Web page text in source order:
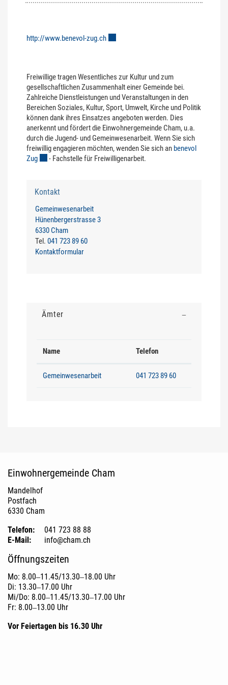
http://www.benevol-zug.ch
Freiwillige tragen Wesentliches zur Kultur und zum
gesellschaftlichen Zusammenhalt einer Gemeinde bei.
Zahlreiche Dienstleistungen und Veranstaltungen in den
Bereichen Soziales, Kultur, Sport, Umwelt, Kirche und Politik
können dank ihres Einsatzes angeboten werden. Dies
anerkennt und fördert die Einwohnergemeinde Cham, u.a.
durch die Jugend- und Gemeinwesenarbeit. Wenn Sie sich
freiwillig engagieren möchten, wenden Sie sich an benevol
Zug Externer Link wird in einem neuen Fenster geöffnet.
- Fachstelle für Freiwilligenarbeit.
Kontakt
Gemeinwesenarbeit
Hünenbergerstrasse 3
6330 Cham
Tel. 041 723 89 60
Kontaktformular
Ämter
Name Telefon
Gemeinwesenarbeit 041 723 89 60
Einwohnergemeinde Cham
Mandelhof
Postfach
6330 Cham
Telefon:
041 723 88 88
E-Mail:
info@cham.ch
Öffnungszeiten
Mo: 8.00‒11.45/13.30‒18.00 Uhr
Di: 13.30‒17.00 Uhr
Mi/Do: 8.00‒11.45/13.30‒17.00 Uhr
Fr: 8.00‒13.00 Uhr
Vor Feiertagen bis 16.30 Uhr